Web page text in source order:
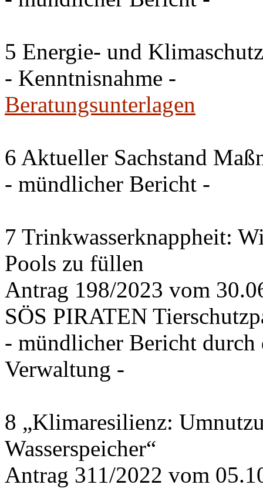
5 Energie- und
- Kenntnisnahme -
Beratungsunterlagen
6 Aktueller Sachstand
- mündlicher Bericht -
7 Trinkwasserknappheit:
Pools zu füllen
Antrag 198/2023 vom
SÖS PIRATEN
- mündlicher Bericht
Verwaltung -
8 „Klimaresilienz:
Wasserspeicher“
Antrag 311/2022 vom